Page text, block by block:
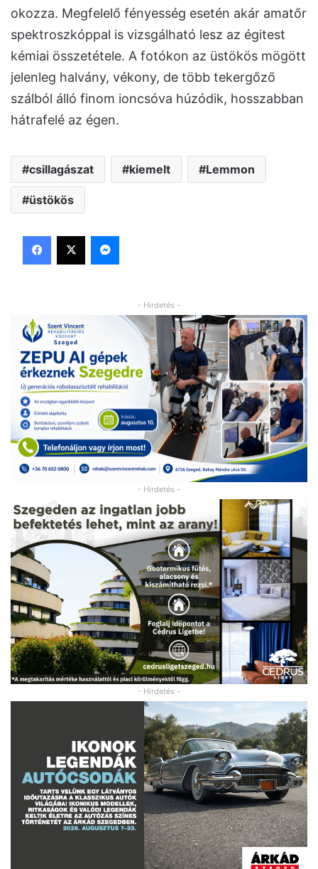
okozza. Megfelelő fényesség esetén akár amatőr
spektroszkóppal is vizsgálható lesz az égitest
kémiai összetétele. A fotókon az üstökös mögött
jelenleg halvány, vékony, de több tekergőző
szálból álló finom ioncsóva húzódik, hosszabban
hátrafelé az égen.
csillagászat kiemelt Lemmon
üstökös
Facebook
X Messenger
- Hirdetés -
- Hirdetés -
- Hirdetés -